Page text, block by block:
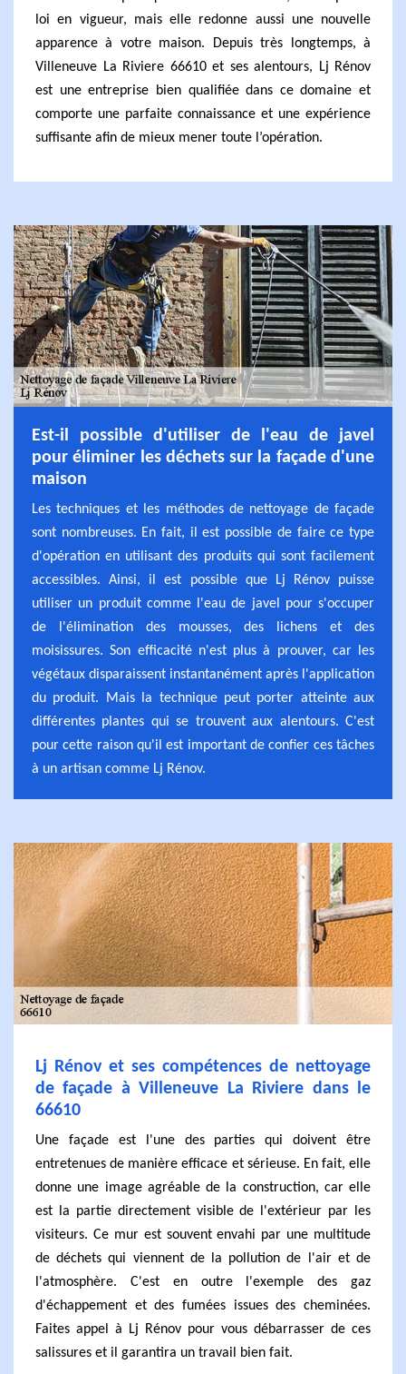
loi en vigueur, mais elle redonne aussi une nouvelle
apparence à votre maison. Depuis très longtemps, à
Villeneuve La Riviere 66610 et ses alentours, Lj Rénov
est une entreprise bien qualifiée dans ce domaine et
comporte une parfaite connaissance et une expérience
suffisante afin de mieux mener toute l’opération.
Est-il possible d'utiliser de l'eau de javel
pour éliminer les déchets sur la façade d'une
maison
Les techniques et les méthodes de nettoyage de façade
sont nombreuses. En fait, il est possible de faire ce type
d'opération en utilisant des produits qui sont facilement
accessibles. Ainsi, il est possible que Lj Rénov puisse
utiliser un produit comme l'eau de javel pour s'occuper
de l'élimination des mousses, des lichens et des
moisissures. Son efficacité n'est plus à prouver, car les
végétaux disparaissent instantanément après l'application
du produit. Mais la technique peut porter atteinte aux
différentes plantes qui se trouvent aux alentours. C'est
pour cette raison qu'il est important de confier ces tâches
à un artisan comme Lj Rénov.
Lj Rénov et ses compétences de nettoyage
de façade à Villeneuve La Riviere dans le
66610
Une façade est l'une des parties qui doivent être
entretenues de manière efficace et sérieuse. En fait, elle
donne une image agréable de la construction, car elle
est la partie directement visible de l'extérieur par les
visiteurs. Ce mur est souvent envahi par une multitude
de déchets qui viennent de la pollution de l'air et de
l'atmosphère. C'est en outre l'exemple des gaz
d'échappement et des fumées issues des cheminées.
Faites appel à Lj Rénov pour vous débarrasser de ces
salissures et il garantira un travail bien fait.